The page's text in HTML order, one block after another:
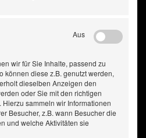
Aus
wir für Sie Inhalte, passend zu
können diese z.B. genutzt werden,
dieselben Anzeigen den
oder Sie mit den richtigen
sammeln wir Informationen
Besucher, z.B. wann Besucher die
und welche Aktivitäten sie